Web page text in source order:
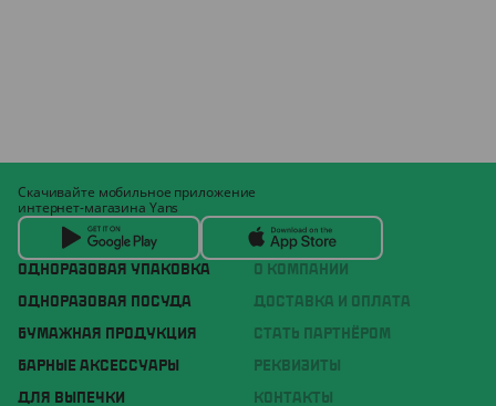
ОДНОРАЗОВАЯ УПАКОВКА
ОДНОРАЗОВАЯ ПОСУДА
БУМАЖНАЯ ПРОДУКЦИЯ
БАРНЫЕ АКСЕССУАРЫ
ДЛЯ ВЫПЕЧКИ
О КОМПАНИИ
ДОСТАВКА И ОПЛАТА
СТАТЬ ПАРТНЁРОМ
РЕКВИЗИТЫ
КОНТАКТЫ
Скачивайте мобильное приложение
интернет-магазина Yans